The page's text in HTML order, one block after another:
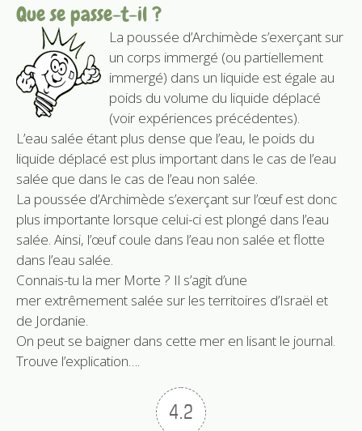
Que se passe-t-il ?
La poussée d’Archimède s’exerçant sur
un corps immergé (ou partiellement
immergé) dans un liquide est égale au
poids du volume du liquide déplacé
(voir expériences précédentes).
L’eau salée étant plus dense que l’eau, le poids du
liquide déplacé est plus important dans le cas de l’eau
salée que dans le cas de l’eau non salée.
La poussée d’Archimède s’exerçant sur l’œuf est donc
plus importante lorsque celui-ci est plongé dans l’eau
salée. Ainsi, l’œuf coule dans l’eau non salée et flotte
dans l’eau salée.
Connais-tu la mer Morte ? Il s’agit d’une
mer extrêmement salée sur les territoires d’Israël et
de Jordanie.
On peut se baigner dans cette mer en lisant le journal.
Trouve l’explication….
4.2